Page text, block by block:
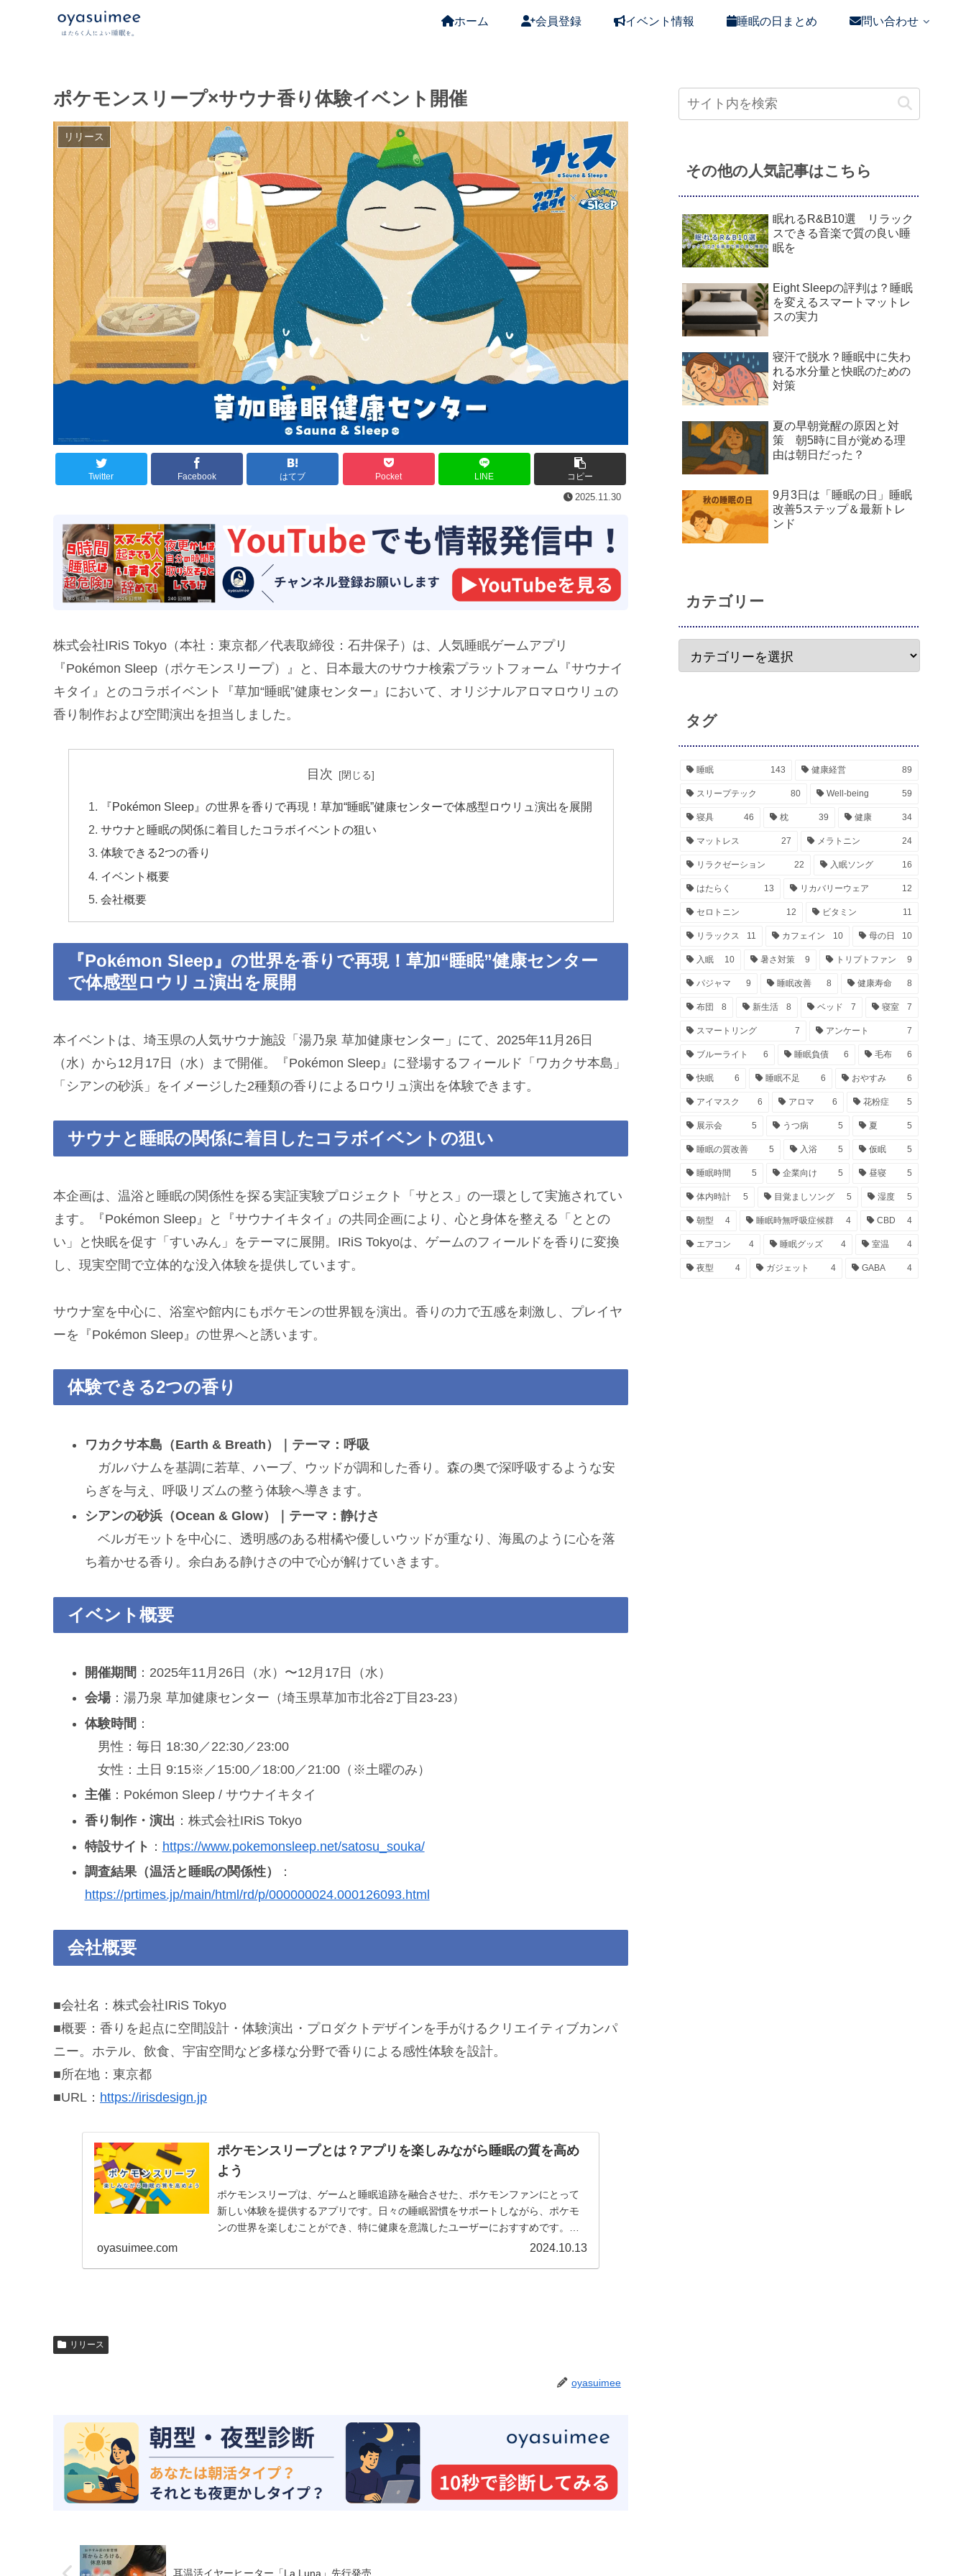
ホーム 会員登録 イベント情報 睡眠の日まとめ 問い合わせ
ポケモンスリープ×サウナ香り体験イベント開催
リリース
Twitter Facebook はてブ Pocket LINE コピー
2025.11.30
株式会社IRiS Tokyo（本社：東京都／代表取締役：石井保子）は、人気睡眠ゲームアプリ
『Pokémon Sleep（ポケモンスリープ）』と、日本最大のサウナ検索プラットフォーム『サウナイ
キタイ』とのコラボイベント『草加“睡眠”健康センター』において、オリジナルアロマロウリュの
香り制作および空間演出を担当しました。
目次
『Pokémon Sleep』の世界を香りで再現！草加“睡眠”健康センターで体感型ロウリュ演出を展開
サウナと睡眠の関係に着目したコラボイベントの狙い
体験できる2つの香り
イベント概要
会社概要
『Pokémon Sleep』の世界を香りで再現！草加“睡眠”健康センター
で体感型ロウリュ演出を展開
本イベントは、埼玉県の人気サウナ施設「湯乃泉 草加健康センター」にて、2025年11月26日
（水）から12月17日（水）まで開催。『Pokémon Sleep』に登場するフィールド「ワカクサ本島」
「シアンの砂浜」をイメージした2種類の香りによるロウリュ演出を体験できます。
サウナと睡眠の関係に着目したコラボイベントの狙い
本企画は、温浴と睡眠の関係性を探る実証実験プロジェクト「サとス」の一環として実施されてい
ます。『Pokémon Sleep』と『サウナイキタイ』の共同企画により、心と身体を整える「ととの
い」と快眠を促す「すいみん」をテーマに展開。IRiS Tokyoは、ゲームのフィールドを香りに変換
し、現実空間で立体的な没入体験を提供しています。
サウナ室を中心に、浴室や館内にもポケモンの世界観を演出。香りの力で五感を刺激し、プレイヤ
ーを『Pokémon Sleep』の世界へと誘います。
体験できる2つの香り
ワカクサ本島（Earth & Breath）｜テーマ：呼吸
ガルバナムを基調に若草、ハーブ、ウッドが調和した香り。森の奥で深呼吸するような安
らぎを与え、呼吸リズムの整う体験へ導きます。
シアンの砂浜（Ocean & Glow）｜テーマ：静けさ
ベルガモットを中心に、透明感のある柑橘や優しいウッドが重なり、海風のように心を落
ち着かせる香り。余白ある静けさの中で心が解けていきます。
イベント概要
開催期間 ：2025年11月26日（水）〜12月17日（水）
会場：湯乃泉 草加健康センター（埼玉県草加市北谷2丁目23-23）
体験時間 ：
男性：毎日 18:30／22:30／23:00
女性：土日 9:15※／15:00／18:00／21:00（※土曜のみ）
主催：Pokémon Sleep / サウナイキタイ
香り制作・演出 ：株式会社IRiS Tokyo
特設サイト ： https://www.pokemonsleep.net/satosu_souka/
調査結果（温活と睡眠の関係性）
：
https://prtimes.jp/main/html/rd/p/000000024.000126093.html
会社概要
■会社名：株式会社IRiS Tokyo
■概要：香りを起点に空間設計・体験演出・プロダクトデザインを手がけるクリエイティブカンパ
ニー。ホテル、飲食、宇宙空間など多様な分野で香りによる感性体験を設計。
■所在地：東京都
■URL： https://irisdesign.jp
ポケモンスリープとは？アプリを楽しみながら睡眠の質を高め
よう
ポケモンスリープは、ゲームと睡眠追跡を融合させた、ポケモンファンにとって
新しい体験を提供するアプリです。日々の睡眠習慣をサポートしながら、ポケモ
ンの世界を楽しむことができ、特に健康を意識したユーザーにおすすめです。ア
oyasuimee.com 2024.10.13
リリース
oyasuimee
耳温活イヤーヒーター「La Luna」先行発売
その他の人気記事はこちら
眠れるR&B10選 リラック
スできる音楽で質の良い睡
眠を
Eight Sleepの評判は？睡眠
を変えるスマートマットレ
スの実力
寝汗で脱水？睡眠中に失わ
れる水分量と快眠のための
対策
夏の早朝覚醒の原因と対
策 朝5時に目が覚める理
由は朝日だった？
9月3日は「睡眠の日」睡眠
改善5ステップ＆最新トレ
ンド
カテゴリー
タグ
睡眠 143 健康経営 89
スリープテック 80 Well-being 59
寝具 46 枕 39 健康 34
マットレス 27 メラトニン 24
リラクゼーション 22 入眠ソング 16
はたらく 13 リカバリーウェア 12
セロトニン 12 ビタミン 11
リラックス 11 カフェイン 10 母の日 10
入眠 10 暑さ対策 9 トリプトファン 9
パジャマ 9 睡眠改善 8 健康寿命 8
布団 8 新生活 8 ベッド 7 寝室 7
スマートリング 7 アンケート 7
ブルーライト 6 睡眠負債 6 毛布 6
快眠 6 睡眠不足 6 おやすみ 6
アイマスク 6 アロマ 6 花粉症 5
展示会 5 うつ病 5 夏 5
睡眠の質改善 5 入浴 5 仮眠 5
睡眠時間 5 企業向け 5 昼寝 5
体内時計 5 目覚ましソング 5 湿度 5
朝型 4 睡眠時無呼吸症候群 4 CBD 4
エアコン 4 睡眠グッズ 4 室温 4
夜型 4 ガジェット 4 GABA 4